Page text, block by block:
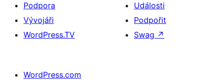
Podpora
Vývojáři
WordPress.TV
Události
Podpořit
Swag ↗
WordPress.com